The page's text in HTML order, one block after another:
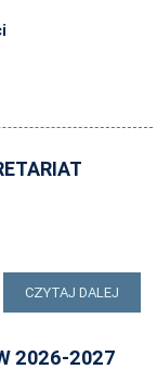
CZYTAJ DALEJ
2026-2027